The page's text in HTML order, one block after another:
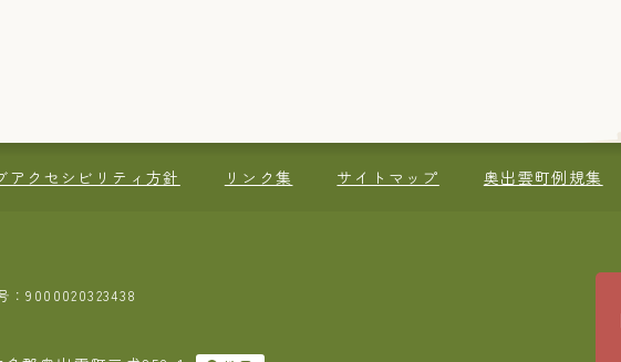
アクセシビリティ方針 リンク集 サイトマップ 奥出雲町例規集
：9000020323438